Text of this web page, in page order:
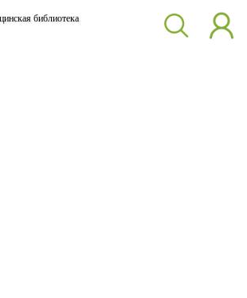
библиотека